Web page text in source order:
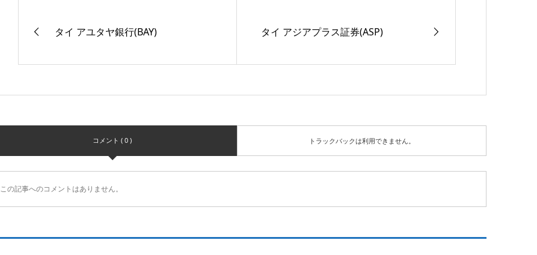
タイ アユタヤ銀行(BAY) タイ アジアプラス証券(ASP)
コメント ( 0 ) トラックバックは利用できません。
この記事へのコメントはありません。